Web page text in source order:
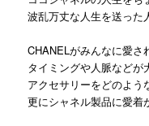
波乱万丈な人生を送った
CHANELがみんなに愛さ
タイミングや人脈などが
アクセサリーをどのよう
更にシャネル製品に愛着